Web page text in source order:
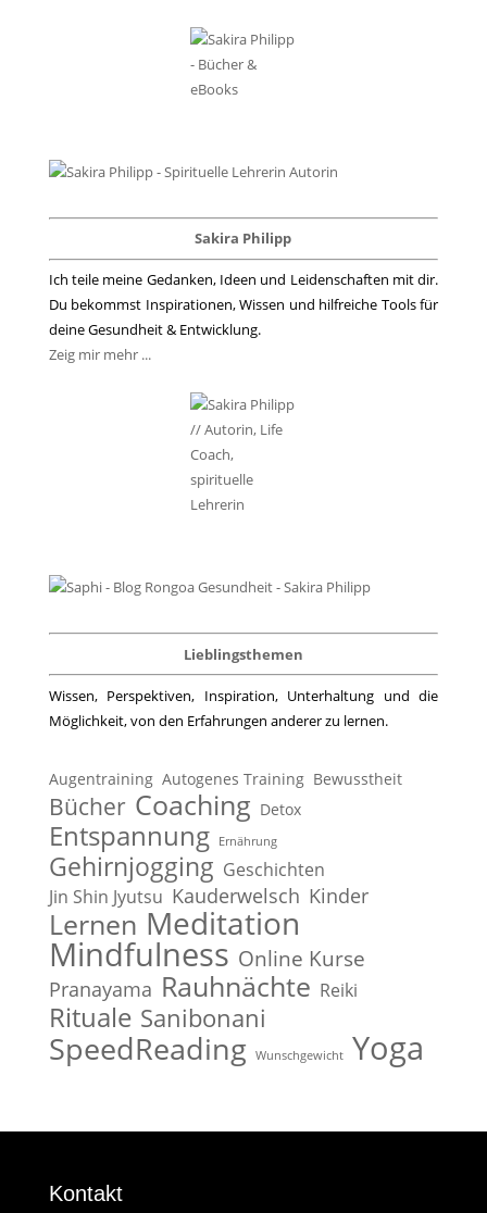
Sakira Philipp
Ich teile meine Gedanken, Ideen und Leidenschaften mit dir.
Du bekommst Inspirationen, Wissen und hilfreiche Tools für
deine Gesundheit & Entwicklung.
Zeig mir mehr ...
Lieblingsthemen
Wissen, Perspektiven, Inspiration, Unterhaltung und die
Möglichkeit, von den Erfahrungen anderer zu lernen.
Augentraining Autogenes Training Bewusstheit
Bücher Coaching Detox
Entspannung Ernährung
Gehirnjogging Geschichten
Jin Shin Jyutsu Kauderwelsch Kinder
Lernen Meditation
Mindfulness Online Kurse
Pranayama Rauhnächte Reiki
Rituale Sanibonani
SpeedReading Wunschgewicht Yoga
Kontakt